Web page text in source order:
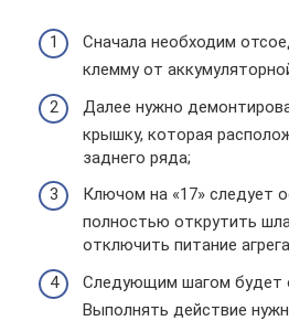
Сначала необходим
клемму от
Далее нужно
крышку, которая
заднего ряда;
Ключом на «17» следует
полностью открутить
отключить питание
Следующим шагом будет
Выполнять действие